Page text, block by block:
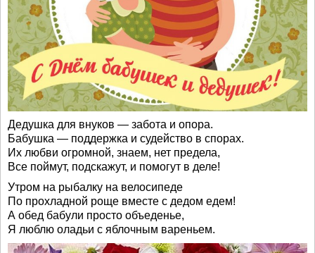
Дедушка для внуков — забота и опора.
Бабушка — поддержка и судейство в спорах.
Их любви огромной, знаем, нет предела,
Все поймут, подскажут, и помогут в деле!
Утром на рыбалку на велосипеде
По прохладной роще вместе с дедом едем!
А обед бабули просто объеденье,
Я люблю оладьи с яблочным вареньем.